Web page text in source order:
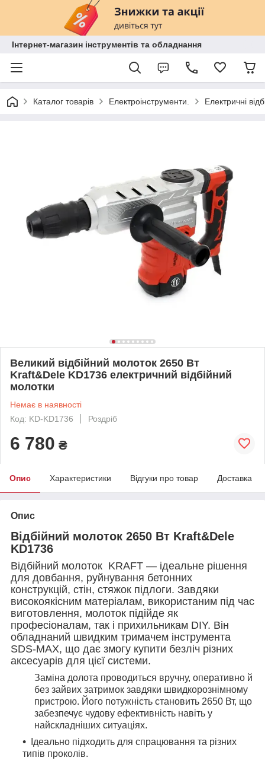
Інтернет-магазин інструментів та обладнання
Каталог товарів Електроінструменти. Електричні
Великий відбійний молоток 2650 Вт
Kraft&Dele KD1736 електричний відбійний
молотки
Немає в наявності
Код: KD-KD1736
Роздріб
6 780 ₴
Опис Характеристики Відгуки про товар Доставка
Опис
Відбійний молоток 2650 Вт Kraft&Dele
KD1736
Відбійний молоток KRAFT — ідеальне рішення
для довбання, руйнування бетонних
конструкцій, стін, стяжок підлоги. Завдяки
високоякісним матеріалам, використаним під час
виготовлення, молоток підійде як
професіоналам, так і прихильникам DIY. Він
обладнаний швидким тримачем інструмента
SDS-MAX, що дає змогу купити безліч різних
аксесуарів для цієї системи.
Заміна долота проводиться вручну, оперативно й
без зайвих затримок завдяки швидкорознімному
пристрою. Його потужність становить 2650 Вт, що
забезпечує чудову ефективність навіть у
найскладніших ситуаціях.
Ідеально підходить для спрацювання та різних
типів проколів.